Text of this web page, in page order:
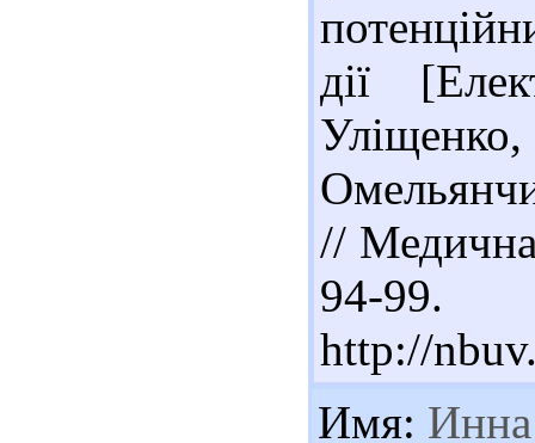
дії
//
94-
http://
Имя: Инна